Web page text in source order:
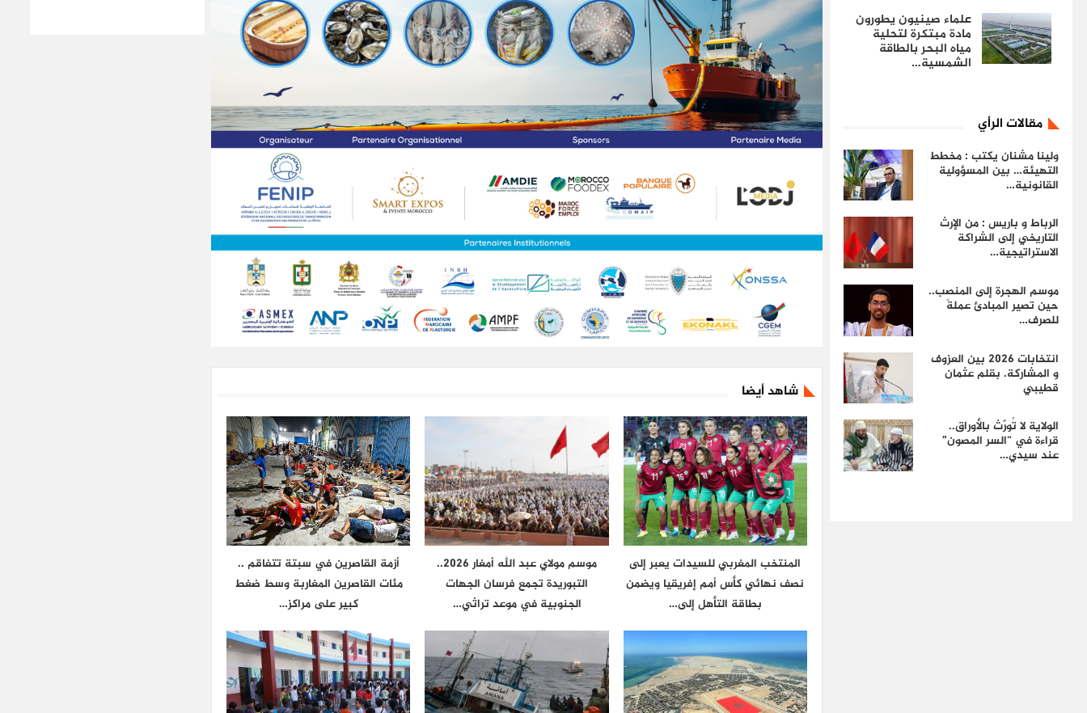
شاهد أيضا
المنتخب المغربي للسيدات يعبر إلى
نصف نهائي كأس أمم إفريقيا ويضمن
بطاقة التأهل إلى…
موسم مولاي عبد الله أمغار 2026..
التبوريدة تجمع فرسان الجهات
الجنوبية في موعد تراثي…
أزمة القاصرين في سبتة تتفاقم ..
مئات القاصرين المغاربة وسط ضغط
كبير على مراكز…
علماء صينيون يطورون
مادة مبتكرة لتحلية
مياه البحر بالطاقة
الشمسية…
مقالات الرأي
ولينا مشنان يكتب : مخطط
التهيئة… بين المسؤولية
القانونية…
الرباط و باريس : من الإرث
التاريخي إلى الشراكة
الاستراتيجية…
موسم الهجرة إلى المنصب..
حين تصير المبادئ عملةً
للصرف…
انتخابات 2026 بين العزوف
و المشاركة. بقلم عثمان
قطيبي
الولاية لا تُورّث بالأوراق..
قراءة في “السر المصون”
عند سيدي…